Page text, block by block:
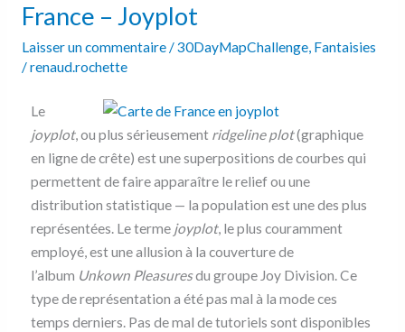
France – Joyplot
Laisser un commentaire /30DayMapChallenge, Fantaisies
/renaud.rochette
Le
joyplot, ou plus sérieusement ridgeline plot(graphique
en ligne de crête) est une superpositions de courbes qui
permettent de faire apparaître le relief ou une
distribution statistique — la population est une des plus
représentées. Le terme joyplot, le plus couramment
employé, est une allusion à la couverture de
l’album Unkown Pleasuresdu groupe Joy Division. Ce
type de représentation a été pas mal à la mode ces
temps derniers. Pas de mal de tutoriels sont disponibles
Joyplot